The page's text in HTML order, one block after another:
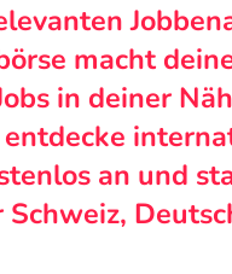
macht
in deiner
an und